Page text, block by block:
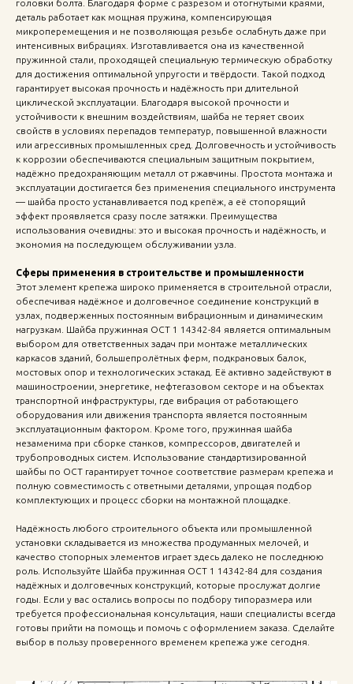
головки болта. Благодаря форме с разрезом и отогнутыми краями,
деталь работает как мощная пружина, компенсирующая
микроперемещения и не позволяющая резьбе ослабнуть даже при
интенсивных вибрациях. Изготавливается она из качественной
пружинной стали, проходящей специальную термическую обработку
для достижения оптимальной упругости и твёрдости. Такой подход
гарантирует высокая прочность и надёжность при длительной
циклической эксплуатации. Благодаря высокой прочности и
устойчивости к внешним воздействиям, шайба не теряет своих
свойств в условиях перепадов температур, повышенной влажности
или агрессивных промышленных сред. Долговечность и устойчивость
к коррозии обеспечиваются специальным защитным покрытием,
надёжно предохраняющим металл от ржавчины. Простота монтажа и
эксплуатации достигается без применения специального инструмента
— шайба просто устанавливается под крепёж, а её стопорящий
эффект проявляется сразу после затяжки. Преимущества
использования очевидны: это и высокая прочность и надёжность, и
экономия на последующем обслуживании узла.
Сферы применения в строительстве и промышленности
Этот элемент крепежа широко применяется в строительной отрасли,
обеспечивая надёжное и долговечное соединение конструкций в
узлах, подверженных постоянным вибрационным и динамическим
нагрузкам. Шайба пружинная ОСТ 1 14342-84 является оптимальным
выбором для ответственных задач при монтаже металлических
каркасов зданий, большепролётных ферм, подкрановых балок,
мостовых опор и технологических эстакад. Её активно задействуют в
машиностроении, энергетике, нефтегазовом секторе и на объектах
транспортной инфраструктуры, где вибрация от работающего
оборудования или движения транспорта является постоянным
эксплуатационным фактором. Кроме того, пружинная шайба
незаменима при сборке станков, компрессоров, двигателей и
трубопроводных систем. Использование стандартизированной
шайбы по ОСТ гарантирует точное соответствие размерам крепежа и
полную совместимость с ответными деталями, упрощая подбор
комплектующих и процесс сборки на монтажной площадке.
Надёжность любого строительного объекта или промышленной
установки складывается из множества продуманных мелочей, и
качество стопорных элементов играет здесь далеко не последнюю
роль. Используйте Шайба пружинная ОСТ 1 14342-84 для создания
надёжных и долговечных конструкций, которые прослужат долгие
годы. Если у вас остались вопросы по подбору типоразмера или
требуется профессиональная консультация, наши специалисты всегда
готовы прийти на помощь и помочь с оформлением заказа. Сделайте
выбор в пользу проверенного временем крепежа уже сегодня.